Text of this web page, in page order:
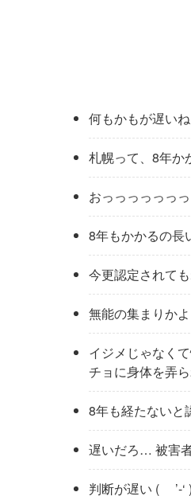
何もかもが遅い
札幌って、8年か
おっっっっっっ
8年もかかるの長
今更認定されても
無能の集まりか
イジメじゃなく
チョに身体を弄
8年も経たないと
遅いだろ… 被害
判断が遅い ( ’-‘